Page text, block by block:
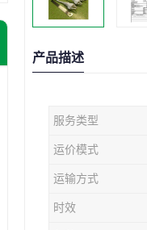
产品描述
服务类型
运价模式
运输方式
时效